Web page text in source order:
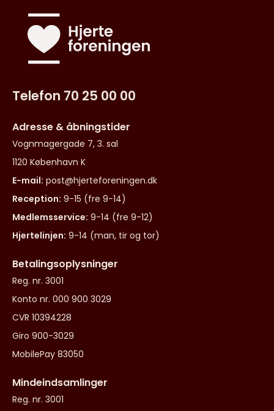
Telefon 70 25 00 00
Adresse & åbningstider
Vognmagergade 7, 3. sal
1120 København K
E-mail: post@hjerteforeningen.dk
Reception: 9-15 (fre 9-14)
Medlemsservice: 9-14 (fre 9-12)
Hjertelinjen: 9-14 (man, tir og tor)
Betalingsoplysninger
Reg. nr. 3001
Konto nr. 000 900 3029
CVR 10394228
Giro 900-3029
MobilePay 83050
Mindeindsamlinger
Reg. nr. 3001